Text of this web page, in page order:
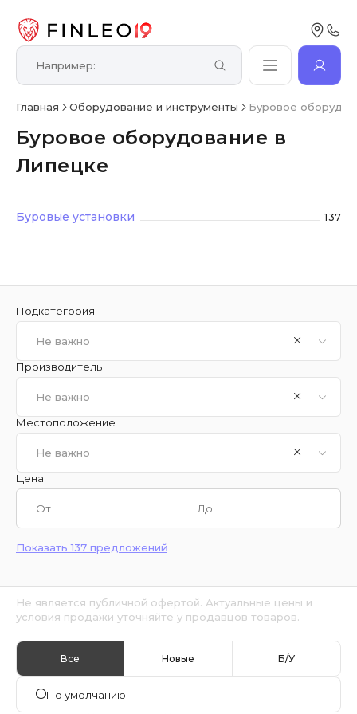
Главная Оборудование и инструменты Буровое
Буровое оборудование в
Липецке
Буровые установки 137
Подкатегория
Не важно
Производитель
Не важно
Местоположение
Не важно
Цена
Показать 137 предложений
Не является публичной офертой. Актуальные цены и
условия продажи уточняйте у продавцов товаров.
Все Новые Б/У
По умолчанию